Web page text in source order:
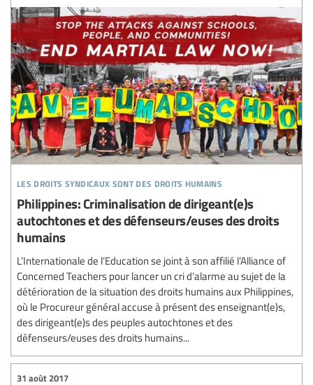
les droits syndicaux sont des droits humains
Philippines: Criminalisation de dirigeant(e)s
autochtones et des défenseurs/euses des droits
humains
L’Internationale de l’Education se joint à son affilié l’Alliance of
Concerned Teachers pour lancer un cri d’alarme au sujet de la
détérioration de la situation des droits humains aux Philippines,
où le Procureur général accuse à présent des enseignant(e)s,
des dirigeant(e)s des peuples autochtones et des
défenseurs/euses des droits humains...
31 août 2017